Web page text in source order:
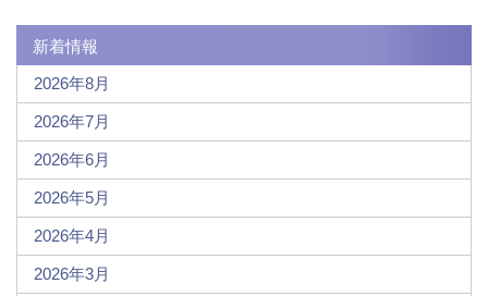
新着情報
2026年8月
2026年7月
2026年6月
2026年5月
2026年4月
2026年3月